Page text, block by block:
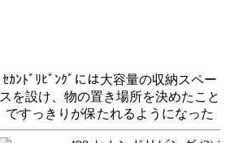
ｾｶﾝﾄﾞﾘﾋﾞﾝｸﾞには大容量の収納スペー
スを設け、物の置き場所を決めたこと
ですっきりが保たれるようになった